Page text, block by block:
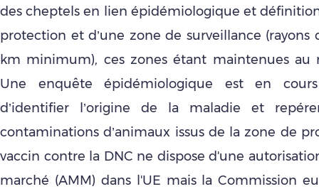
des cheptels en lien épidémiologique et
protection et d’une zone de surveillance
km minimum), ces zones étant maintenues au
Une enquête épidémiologique est en
d’identifier l’origine de la maladie et
contaminations d’animaux issus de la zone de
vaccin contre la DNC ne dispose d'une
marché (AMM) dans l'UE mais la Commission